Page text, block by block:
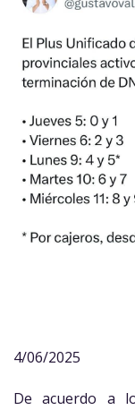
4/06/2025
De acuerdo a